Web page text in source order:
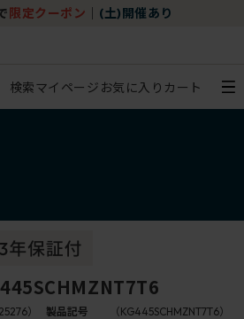
限定クーポン (土)開催あり
検索マイページ お気に入り カート
） 製品記号 （KG445SCHMZNT7T6）